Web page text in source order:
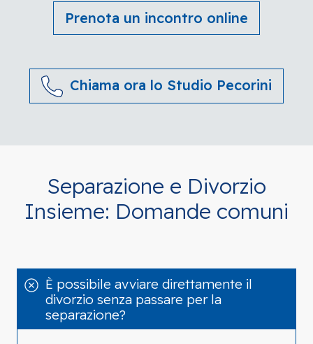
Prenota un incontro online
Chiama ora lo Studio Pecorini
Separazione e Divorzio
Insieme: Domande comuni
È possibile avviare direttamente il
divorzio senza passare per la
separazione?